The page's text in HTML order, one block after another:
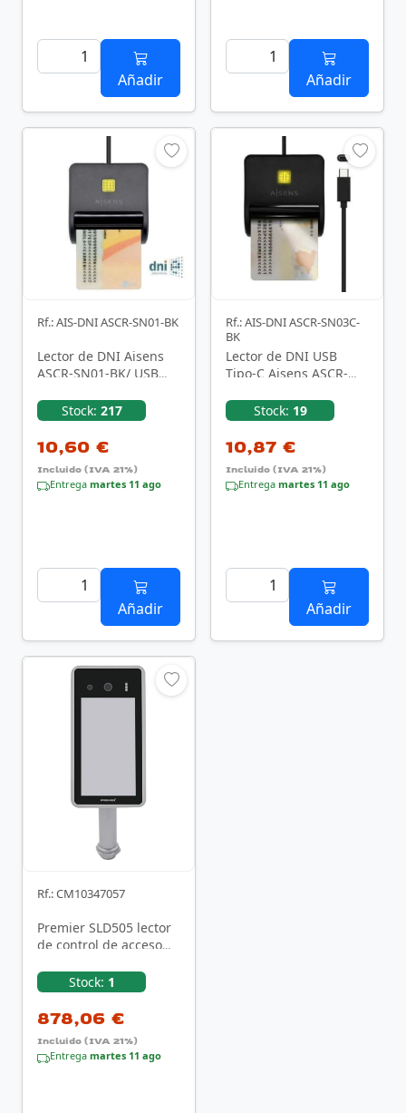
Añadir Añadir
Rf.: AIS-DNI ASCR-SN01-BK
Lector de DNI Aisens
ASCR-SN01-BK/ USB
Stock: 217
10,60 €
Incluido (IVA 21%)
Entrega martes 11 ago
Añadir
Rf.: AIS-DNI ASCR-SN03C-
BK
Lector de DNI USB
Tipo-C Aisens ASCR-
NegroStock: 19
10,87 €
Incluido (IVA 21%)
Entrega martes 11 ago
Añadir
Rf.: CM10347057
Premier SLD505 lector
de control de acceso
reconocimiento facial
…
Stock: 1
878,06 €
Incluido (IVA 21%)
Entrega martes 11 ago